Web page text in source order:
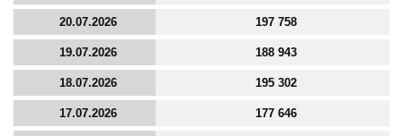
20.07.2026 197 758
19.07.2026 188 943
18.07.2026 195 302
17.07.2026 177 646